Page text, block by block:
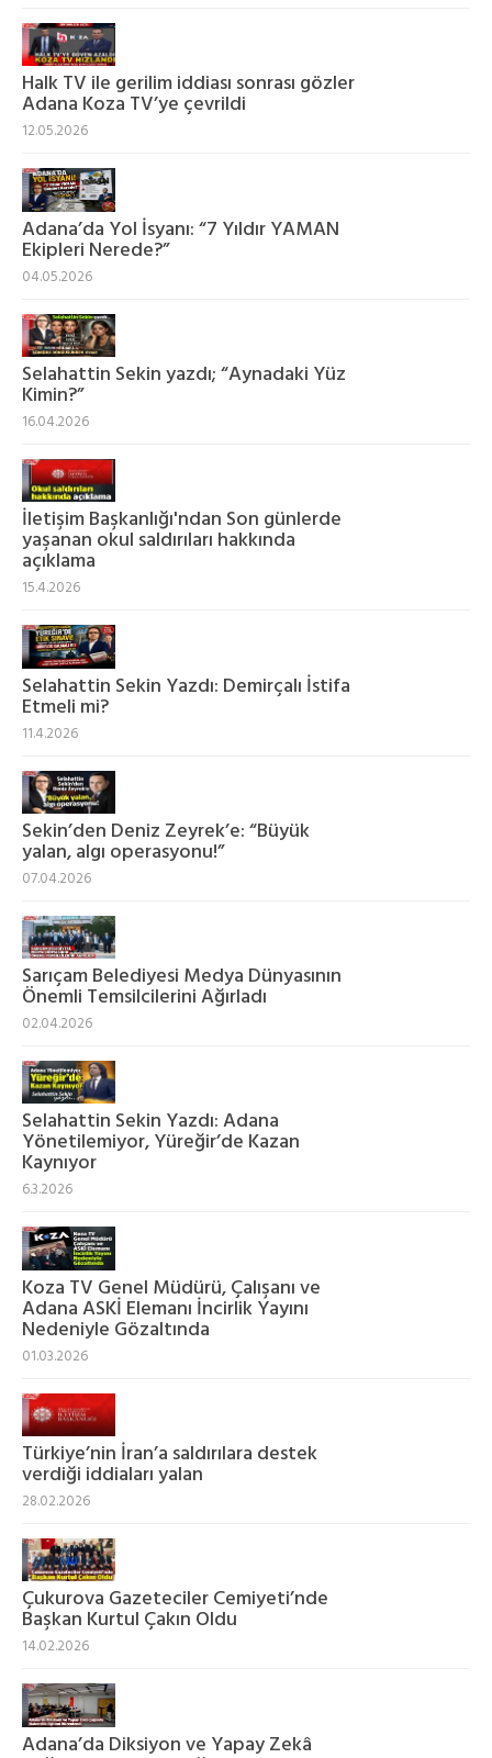
Halk TV ile gerilim iddiası sonrası gözler
Adana Koza TV’ye çevrildi
12.05.2026
Adana’da Yol İsyanı: “7 Yıldır YAMAN
Ekipleri Nerede?”
04.05.2026
Selahattin Sekin yazdı; “Aynadaki Yüz
Kimin?”
16.04.2026
İletişim Başkanlığı'ndan Son günlerde
yaşanan okul saldırıları hakkında
açıklama
15.4.2026
Selahattin Sekin Yazdı: Demirçalı İstifa
Etmeli mi?
11.4.2026
Sekin’den Deniz Zeyrek’e: “Büyük
yalan, algı operasyonu!”
07.04.2026
Sarıçam Belediyesi Medya Dünyasının
Önemli Temsilcilerini Ağırladı
02.04.2026
Selahattin Sekin Yazdı: Adana
Yönetilemiyor, Yüreğir’de Kazan
Kaynıyor
6.3.2026
Koza TV Genel Müdürü, Çalışanı ve
Adana ASKİ Elemanı İncirlik Yayını
Nedeniyle Gözaltında
01.03.2026
Türkiye’nin İran’a saldırılara destek
verdiği iddiaları yalan
28.02.2026
Çukurova Gazeteciler Cemiyeti’nde
Başkan Kurtul Çakın Oldu
14.02.2026
Adana’da Diksiyon ve Yapay Zekâ